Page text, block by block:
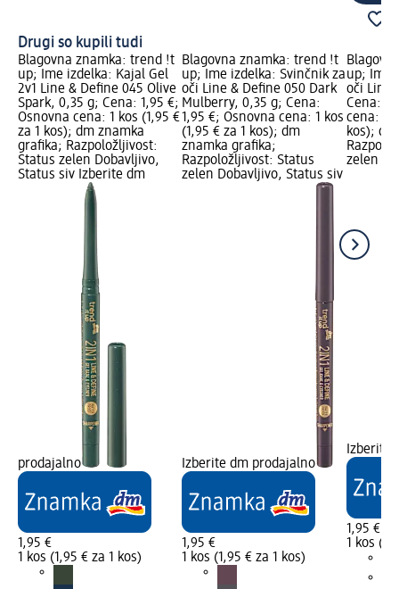
Drugi so kupili tudi
Blagovna znamka: trend !t
up; Ime izdelka: Kajal Gel
2v1 Line & Define 045 Olive
Spark, 0,35 g; Cena: 1,95 €;
Osnovna cena: 1 kos (1,95 €
za 1 kos); dm znamka
grafika; Razpoložljivost:
Status zelen Dobavljivo,
Status siv Izberite dm
prodajalno
1,95 €
1 kos (1,95 € za 1 kos)
Blagovna znamka: trend !t
up; Ime izdelka: Svinčnik za
oči Line & Define 050 Dark
Mulberry, 0,35 g; Cena:
1,95 €; Osnovna cena: 1 kos
(1,95 € za 1 kos); dm
znamka grafika;
Razpoložljivost: Status
zelen Dobavljivo, Status siv
Izberite dm prodajalno
1,95 €
1 kos (1,95 € za 1 kos)
up; Ime
oči Line
Cena:
cena: 1
kos);
zelen
Izberite
1,95 €
1 kos